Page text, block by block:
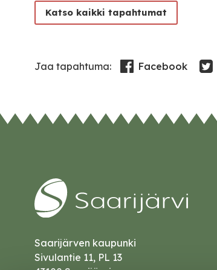
Katso kaikki tapahtumat
Jaa tapahtuma: Facebook
Saarijärven kaupunki
Sivulantie 11, PL 13